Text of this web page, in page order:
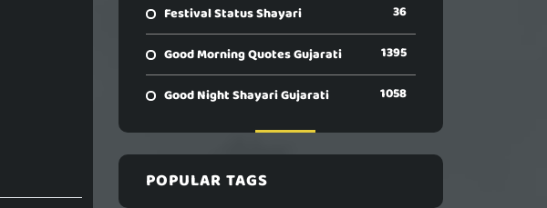
Festival Status Shayari 36
Good Morning Quotes Gujarati 1395
Good Night Shayari Gujarati 1058
POPULAR TAGS